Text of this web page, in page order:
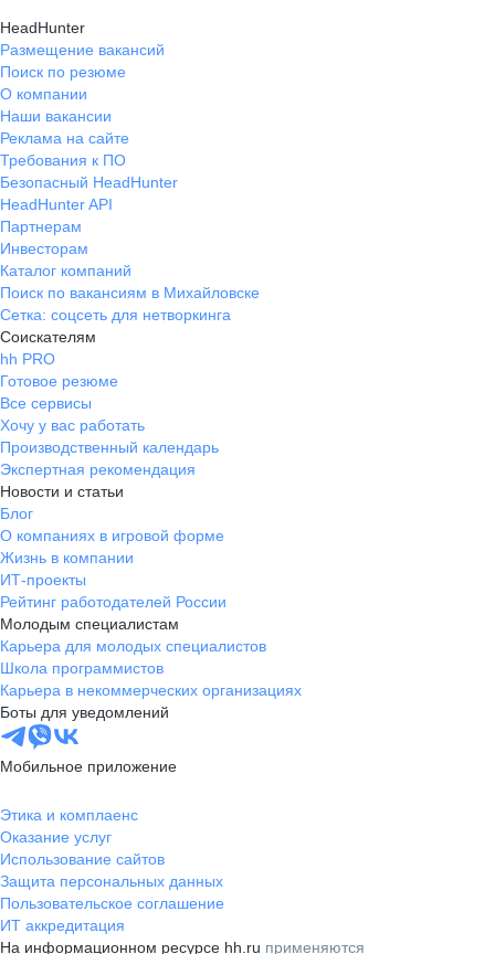
HeadHunter
Размещение вакансий
Поиск по резюме
О компании
Наши вакансии
Реклама на сайте
Требования к ПО
Безопасный HeadHunter
HeadHunter API
Партнерам
Инвесторам
Каталог компаний
Поиск по вакансиям в Михайловске
Сетка: соцсеть для нетворкинга
Соискателям
hh PRO
Готовое резюме
Все сервисы
Хочу у вас работать
Производственный календарь
Экспертная рекомендация
Новости и статьи
Блог
О компаниях в игровой форме
Жизнь в компании
ИТ-проекты
Рейтинг работодателей России
Молодым специалистам
Карьера для молодых специалистов
Школа программистов
Карьера в некоммерческих организациях
Боты для уведомлений
Мобильное приложение
Этика и комплаенс
Оказание услуг
Использование сайтов
Защита персональных данных
Пользовательское соглашение
ИТ аккредитация
На информационном ресурсе hh.ru применяются